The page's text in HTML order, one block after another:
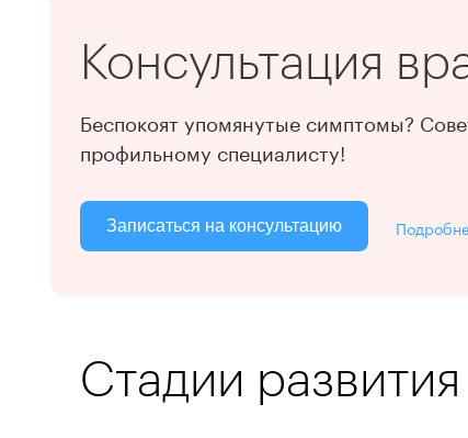
Консультация
Беспокоят упомянутые симптомы?
профильному специалисту!
Записаться на консультацию
Стадии развития